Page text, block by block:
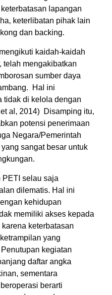
lapangan
keterlibatan pihak lain
dan backing.
kaidah-kaidah
telah mengakibatkan
sumber daya
Hal ini
tidak di kelola dengan
al, 2014) Disamping itu,
potensi penerimaan
Negara/Pemerintah
sangat besar untuk
selau saja
dilematis. Hal ini
kehidupan
memiliki akses kepada
keterbatasan
yang
kegiatan
daftar angka
sementara
berarti